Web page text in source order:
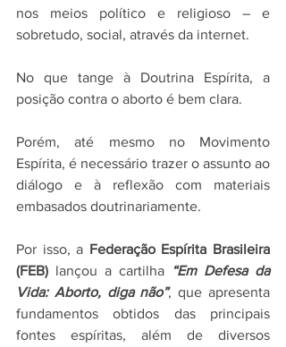
nos meios político e religioso – e
sobretudo, social, através da internet.
No que tange à Doutrina Espírita, a
posição contra o aborto é bem clara.
Porém, até mesmo no Movimento
Espírita, é necessário trazer o assunto ao
diálogo e à reflexão com materiais
embasados doutrinariamente.
Por isso, a Federação Espírita Brasileira
(FEB) lançou a cartilha
“Em Defesa da
Vida: Aborto, diga não”, que apresenta
fundamentos obtidos das principais
fontes espíritas, além de diversos